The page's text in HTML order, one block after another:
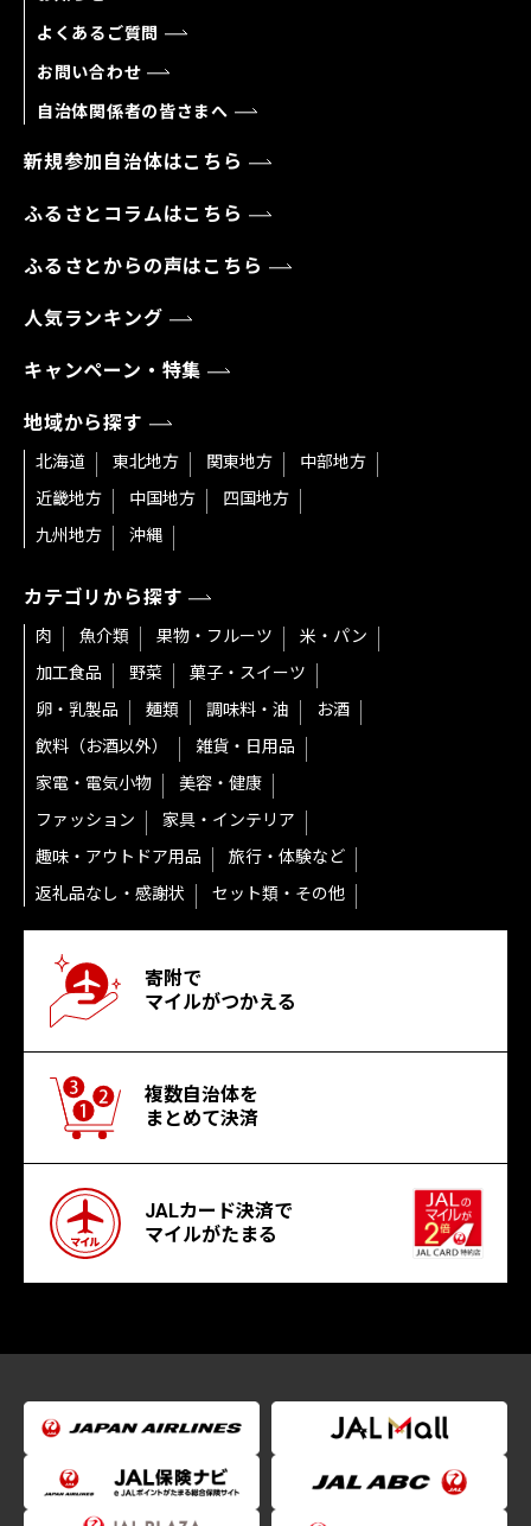
よくあるご質問
お問い合わせ
自治体関係者の皆さまへ
新規参加自治体はこちら
ふるさとコラムはこちら
ふるさとからの声はこちら
人気ランキング
キャンペーン・特集
地域から探す
北海道 東北地方 関東地方
中部地方
近畿地方
中国地方
四国地方
九州地方
沖縄
カテゴリから探す
肉 魚介類 果物・フルーツ
米・パン
加工食品
野菜
菓子・スイーツ
卵・乳製品
麺類 調味料・油
お酒
飲料（お酒以外）
雑貨・日用品
家電・電気小物
美容・健康
ファッション
家具・インテリア
趣味・アウトドア用品
旅行・体験など
返礼品なし・感謝状
セット類・その他
寄附で
マイルがつかえる
複数自治体を
まとめて決済
JALカード決済で
マイルがたまる